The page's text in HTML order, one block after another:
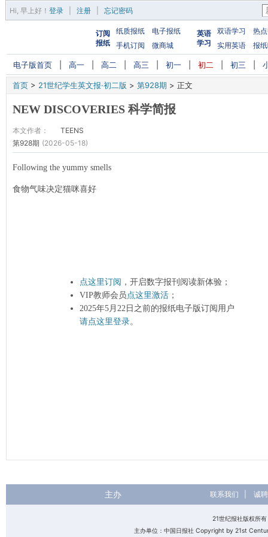
Hi, 早上好 ！ 登录 注册 忘记密码
订阅
报纸
纸质报纸
电子报纸
手机订阅
微商城
英语
学习
双语学习
热
实用英语
报
电子版首页 高一 高二 高三 初一 初二 初三
首页 > 21世纪学生英文报·初二版 > 第928期 > 正文
NEW DISCOVERIES 科学简报
本文作者：
TEENS
第928期 (2026-05-18)
Following the yummy smells
食物气味决定猫咪喜好
点这里订阅 ，开启数字报刊阅读新体验；
VIP教师会员点这里激活 ；
2025年5月22日之前的报纸电子版订阅用户
请点这里登录。
主办 联系我们 诚
21世纪报社版权所
主办单位：中国日报社 Copyright by 21st